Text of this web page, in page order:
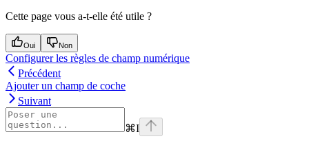
Cette page vous a-t-elle été utile ?
Oui Non
Configurer les règles de champ numérique
Précédent
Ajouter un champ de coche
Suivant
⌘I